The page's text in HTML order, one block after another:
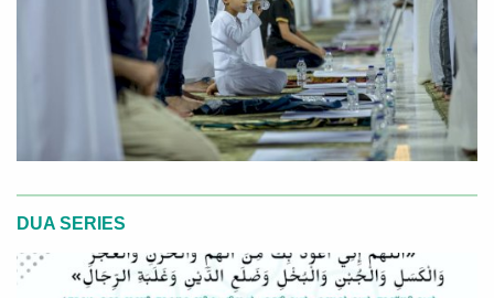
DUA SERIES